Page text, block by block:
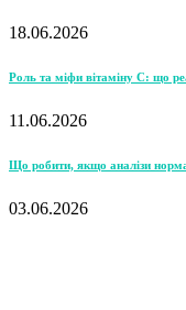
18.06.2026
Роль та міфи вітаміну С: що
11.06.2026
Що робити, якщо аналізи
03.06.2026